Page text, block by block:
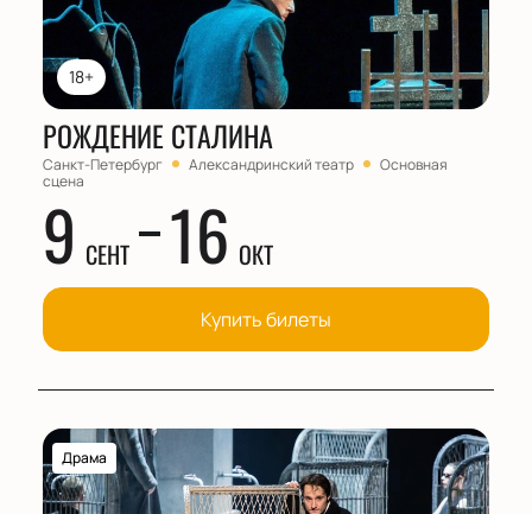
18+
РОЖДЕНИЕ СТАЛИНА
Санкт-Петербург Александринский театр
Основная
сцена
9 СЕНТ 16 ОКТ
Купить билеты
Драма